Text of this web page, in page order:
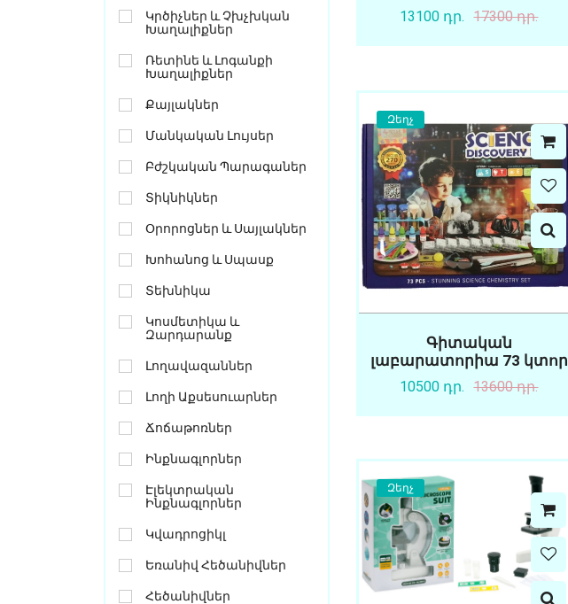
13100 դր. 17300 դր.
Զեղչ
Գիտական
լաբարատորիա 73 կտոր
10500 դր. 13600 դր.
Զեղչ
Կրծիչներ ԵՒ Չխչխկան
Խաղալիքներ
Ռետինե ԵՒ Լոգանքի
Խաղալիքներ
Քայլակներ
Մանկական Լույսեր
Բժշկական Պարագաներ
Տիկնիկներ
Օրորոցներ ԵՒ Սայլակներ
Խոհանոց ԵՒ Սպասք
Տեխնիկա
Կոսմետիկա ԵՒ
Զարդարանք
Լողավազաններ
Լողի Աքսեսուարներ
Ճոճաթոռներ
Ինքնագլորներ
Էլեկտրական
Ինքնագլորներ
Կվադրոցիկլ
Եռանիվ Հեծանիվներ
Հեծանիվներ